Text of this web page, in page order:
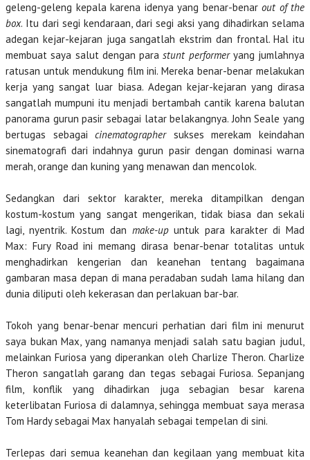
geleng-geleng kepala karena idenya yang benar-benar out of the
box. Itu dari segi kendaraan, dari segi aksi yang dihadirkan selama
adegan kejar-kejaran juga sangatlah ekstrim dan frontal. Hal itu
membuat saya salut dengan parastunt performeryang jumlahnya
ratusan untuk mendukung film ini. Mereka benar-benar melakukan
kerja yang sangat luar biasa. Adegan kejar-kejaran yang dirasa
sangatlah mumpuni itu menjadi bertambah cantik karena balutan
panorama gurun pasir sebagai latar belakangnya. John Seale yang
bertugas sebagaicinematographersukses merekam keindahan
sinematografi dari indahnya gurun pasir dengan dominasi warna
merah, orange dan kuning yang menawan dan mencolok.
Sedangkan dari sektor karakter, mereka ditampilkan dengan
kostum-kostum yang sangat mengerikan, tidak biasa dan sekali
lagi, nyentrik. Kostum dan make-upuntuk para karakter di Mad
Max: Fury Road ini memang dirasa benar-benar totalitas untuk
menghadirkan kengerian dan keanehan tentang bagaimana
gambaran masa depan di mana peradaban sudah lama hilang dan
dunia diliputi oleh kekerasan dan perlakuan bar-bar.
Tokoh yang benar-benar mencuri perhatian dari film ini menurut
saya bukan Max, yang namanya menjadi salah satu bagian judul,
melainkan Furiosa yang diperankan oleh Charlize Theron. Charlize
Theron sangatlah garang dan tegas sebagai Furiosa. Sepanjang
film, konflik yang dihadirkan juga sebagian besar karena
keterlibatan Furiosa di dalamnya, sehingga membuat saya merasa
Tom Hardy sebagai Max hanyalah sebagai tempelan di sini.
Terlepas dari semua keanehan dan kegilaan yang membuat kita